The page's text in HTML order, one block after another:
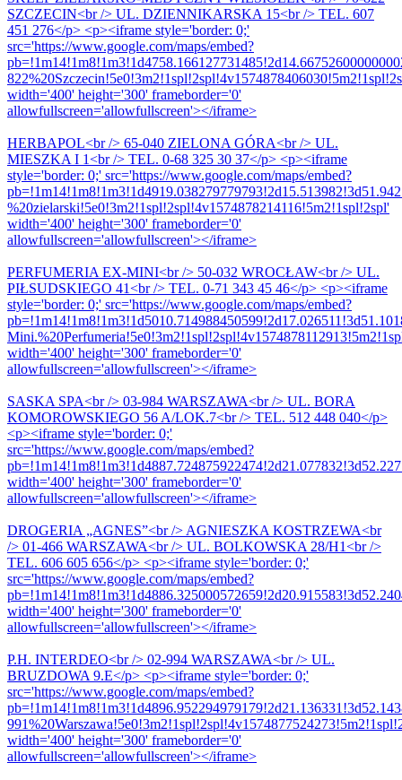
SZCZECIN<br /> UL. DZIENNIKARSKA 15<br /> TEL. 607
451 276</p> <p><iframe style='border: 0;'
src='https://www.google.com/maps/embed?
width='400' height='300' frameborder='0'
allowfullscreen='allowfullscreen'></iframe>
HERBAPOL<br /> 65-040 ZIELONA GÓRA<br /> UL.
MIESZKA I 1<br /> TEL. 0-68 325 30 37</p> <p><iframe
style='border: 0;' src='https://www.google.com/maps/embed?
%20zielarski!5e0!3m2!1spl!2spl!4v1574878214116!5m2!1spl!2spl'
width='400' height='300' frameborder='0'
allowfullscreen='allowfullscreen'></iframe>
PERFUMERIA EX-MINI<br /> 50-032 WROCŁAW<br /> UL.
PIŁSUDSKIEGO 41<br /> TEL. 0-71 343 45 46</p> <p><iframe
style='border: 0;' src='https://www.google.com/maps/embed?
width='400' height='300' frameborder='0'
allowfullscreen='allowfullscreen'></iframe>
SASKA SPA<br /> 03-984 WARSZAWA<br /> UL. BORA
KOMOROWSKIEGO 56 A/LOK.7<br /> TEL. 512 448 040</p>
<p><iframe style='border: 0;'
src='https://www.google.com/maps/embed?
width='400' height='300' frameborder='0'
allowfullscreen='allowfullscreen'></iframe>
DROGERIA „AGNES”<br /> AGNIESZKA KOSTRZEWA<br
/> 01-466 WARSZAWA<br /> UL. BOLKOWSKA 28/H1<br />
TEL. 606 605 656</p> <p><iframe style='border: 0;'
src='https://www.google.com/maps/embed?
width='400' height='300' frameborder='0'
allowfullscreen='allowfullscreen'></iframe>
P.H. INTERDEO<br /> 02-994 WARSZAWA<br /> UL.
BRUZDOWA 9.E</p> <p><iframe style='border: 0;'
src='https://www.google.com/maps/embed?
width='400' height='300' frameborder='0'
allowfullscreen='allowfullscreen'></iframe>